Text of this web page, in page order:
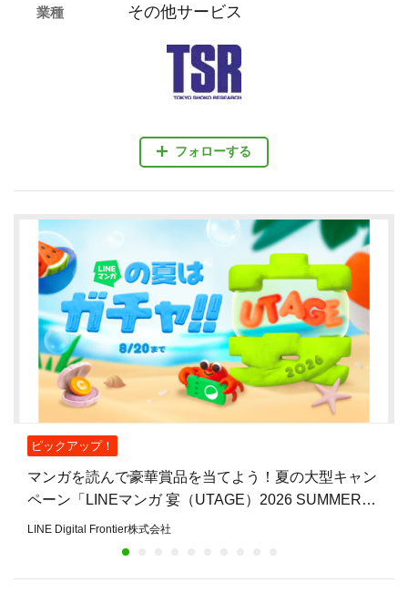
フォローする
業種 その他サービス
ピックアップ！
マンガを読んで豪華賞品を当てよう！夏の大型キャン
ペーン「LINEマンガ 宴（UTAGE）2026 SUMMER」
開催
LINE Digital Frontier株式会社